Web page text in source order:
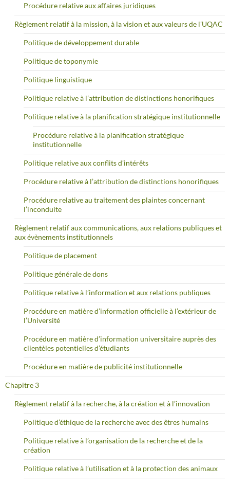
Procédure relative aux affaires juridiques
Règlement relatif à la mission, à la vision et aux valeurs de l’UQAC
Politique de développement durable
Politique de toponymie
Politique linguistique
Politique relative à l’attribution de distinctions honorifiques
Politique relative à la planification stratégique institutionnelle
Procédure relative à la planification stratégique
institutionnelle
Politique relative aux conflits d’intérêts
Procédure relative à l’attribution de distinctions honorifiques
Procédure relative au traitement des plaintes concernant
l’inconduite
Règlement relatif aux communications, aux relations publiques et
aux évènements institutionnels
Politique de placement
Politique générale de dons
Politique relative à l’information et aux relations publiques
Procédure en matière d’information officielle à l’extérieur de
l’Université
Procédure en matière d’information universitaire auprès des
clientèles potentielles d’étudiants
Procédure en matière de publicité institutionnelle
Chapitre 3
Règlement relatif à la recherche, à la création et à l’innovation
Politique d’éthique de la recherche avec des êtres humains
Politique relative à l’organisation de la recherche et de la
création
Politique relative à l’utilisation et à la protection des animaux